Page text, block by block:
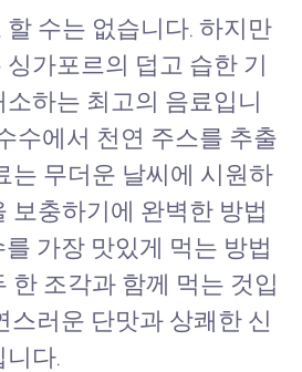
수는 없습니다. 하지만
가포르의 덥고 습한 기
하는 최고의 음료입니
수에서 천연 주스를 추출
는 무더운 날씨에 시원하
보충하기에 완벽한 방법
가장 맛있게 먹는 방법
한 조각과 함께 먹는 것입
스러운 단맛과 상쾌한 신
다.